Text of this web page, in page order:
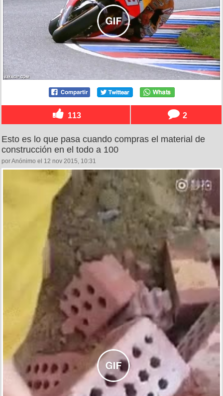
113 2
Esto es lo que pasa cuando compras el material de
construcción en el todo a 100
por Anónimo el 12 nov 2015, 10:31